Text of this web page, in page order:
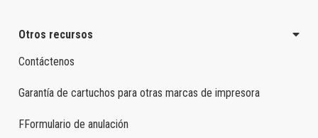
Otros recursos
Contáctenos
Garantía de cartuchos para otras marcas de impresora
FFormulario de anulación